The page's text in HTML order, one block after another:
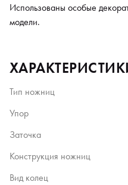
Использованы особые
модели.
Тип ножниц
Упор
Заточка
Конструкция ножниц
Вид колец